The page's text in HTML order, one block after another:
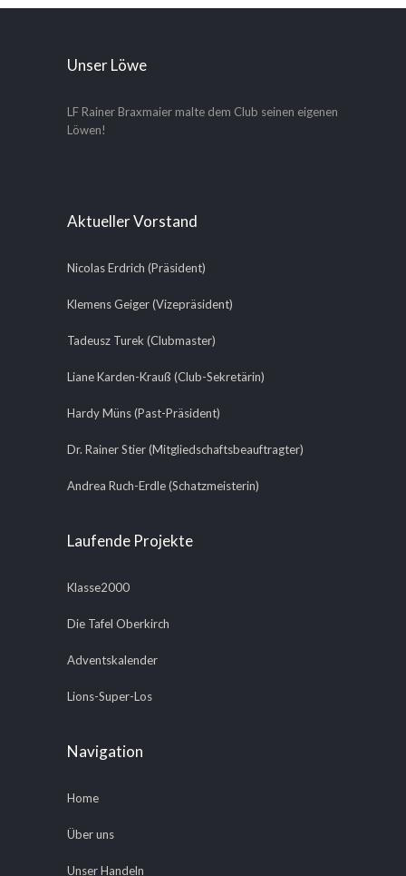
Unser Löwe
LF Rainer Braxmaier malte dem Club seinen eigenen
Löwen!
Aktueller Vorstand
Nicolas Erdrich (Präsident)
Klemens Geiger (Vizepräsident)
Tadeusz Turek (Clubmaster)
Liane Karden-Krauß (Club-Sekretärin)
Hardy Müns (Past-Präsident)
Dr. Rainer Stier (Mitgliedschaftsbeauftragter)
Andrea Ruch-Erdle (Schatzmeisterin)
Laufende Projekte
Klasse2000
Die Tafel Oberkirch
Adventskalender
Lions-Super-Los
Navigation
Home
Über uns
Unser Handeln